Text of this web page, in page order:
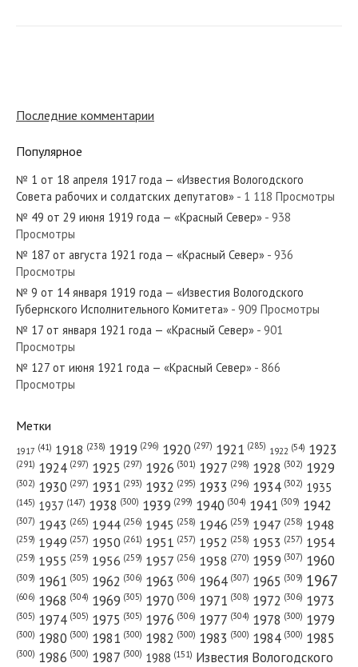
№ 30 от февраля 1948 года — «Красный Север»
№ 194 от октября 1947 года — «Красный Север»
№ 129 от июня 1977 года — «Красный Север»
№ 186 от августа 1940 года — «Красный Север»
№ 59 от марта 1923 года — «Красный Север»
Последние комментарии
Популярное
№ 1 от 18 апреля 1917 года — «Известия Вологодского
Совета рабочих и солдатских депутатов» - 1 118 Просмотры
№ 49 от 29 июня 1919 года — «Красный Север» - 938
Просмотры
№ 187 от августа 1921 года — «Красный Север» - 936
Просмотры
№ 9 от 14 января 1919 года — «Известия Вологодского
Губернского Исполнительного Комитета» - 909 Просмотры
№ 17 от января 1921 года — «Красный Север» - 901
Просмотры
№ 127 от июня 1921 года — «Красный Север» - 866
Просмотры
Метки
1917 (41) 1918 (238) 1919 (296) 1920 (297) 1921 (285) 1922 (54) 1923
(291) 1924 (297) 1925 (297) 1926 (301) 1927 (298) 1928 (302) 1929
(302) 1930 (297) 1931 (293) 1932 (295) 1933 (296) 1934 (302) 1935
(145) 1937 (147) 1938 (300) 1939 (299) 1940 (304) 1941 (309) 1942
(307) 1943 (265) 1944 (256) 1945 (258) 1946 (259) 1947 (258) 1948
(259) 1949 (257) 1950 (261) 1951 (257) 1952 (258) 1953 (257) 1954
(259) 1955 (259) 1956 (259) 1957 (256) 1958 (270) 1959 (307) 1960
(309) 1961 (305) 1962 (306) 1963 (306) 1964 (307) 1965 (309) 1967
(606) 1968 (304) 1969 (305) 1970 (306) 1971 (308) 1972 (306) 1973
(305) 1974 (305) 1975 (305) 1976 (306) 1977 (304) 1978 (300) 1979
(300) 1980 (300) 1981 (300) 1982 (300) 1983 (300) 1984 (300) 1985
(300) 1986 (300) 1987 (300) 1988 (151) Известия Вологодского